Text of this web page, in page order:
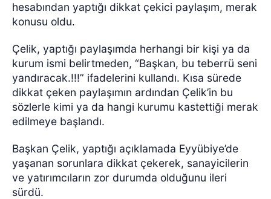
hesabından yaptığı dikkat çekici paylaşım, merak
konusu oldu.
Çelik, yaptığı paylaşımda herhangi bir kişi ya da
kurum ismi belirtmeden, “Başkan, bu teberrü seni
yandıracak.!!!” ifadelerini kullandı. Kısa sürede
dikkat çeken paylaşımın ardından Çelik’in bu
sözlerle kimi ya da hangi kurumu kastettiği merak
edilmeye başlandı.
Başkan Çelik, yaptığı açıklamada Eyyübiye’de
yaşanan sorunlara dikkat çekerek, sanayicilerin
ve yatırımcıların zor durumda olduğunu ileri
sürdü.